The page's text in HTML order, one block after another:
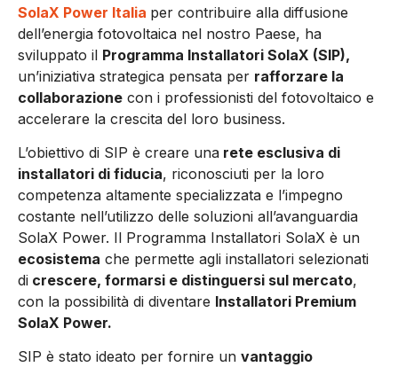
SolaX Power Italia per contribuire alla diffusione
dell’energia fotovoltaica nel nostro Paese, ha
sviluppato il Programma Installatori SolaX (SIP),
un’iniziativa strategica pensata per rafforzare la
collaborazione con i professionisti del fotovoltaico e
accelerare la crescita del loro business.
L’obiettivo di SIP è creare una rete esclusiva di
installatori di fiducia, riconosciuti per la loro
competenza altamente specializzata e l’impegno
costante nell’utilizzo delle soluzioni all’avanguardia
SolaX Power. Il Programma Installatori SolaX è un
ecosistema che permette agli installatori selezionati
di crescere, formarsi e distinguersi sul mercato,
con la possibilità di diventare Installatori Premium
SolaX Power.
SIP è stato ideato per fornire un vantaggio